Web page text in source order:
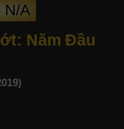
N/A
Năm Đầu